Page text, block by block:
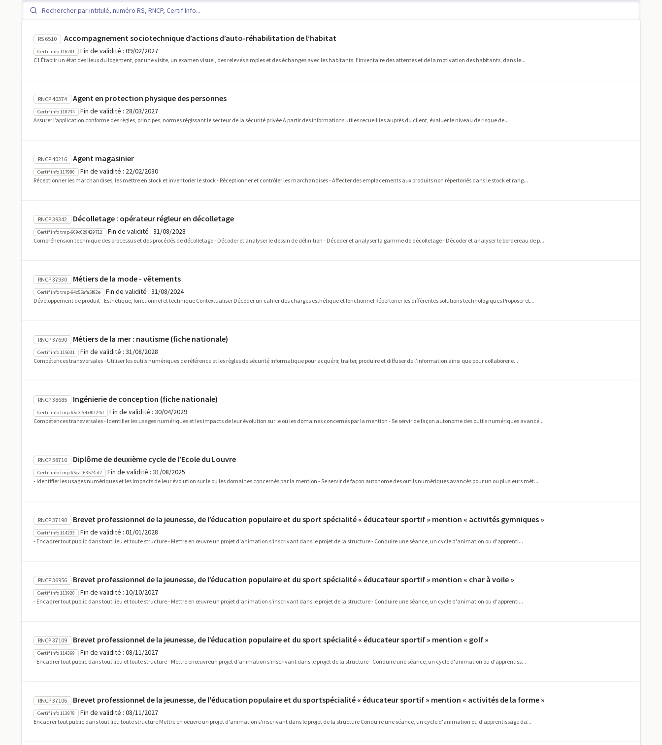
RS 6510 Accompagnement sociotechnique d’actions d’auto-réhabilitation de l’habitat
Certif info 116281 Fin de validité : 09/02/2027
C1 Établir un état des lieux du logement, par une visite, un examen visuel, des relevés simples et des échanges avec les habitants, l’inventaire des attentes et de la motivation des habitants, dans le...
RNCP 40374 Agent en protection physique des personnes
Certif info 118734 Fin de validité : 28/03/2027
Assurer l’application conforme des règles, principes, normes régissant le secteur de la sécurité privée A partir des informations utiles recueillies auprès du client, évaluer le niveau de risque de...
RNCP 40216 Agent magasinier
Certif info 117986 Fin de validité : 22/02/2030
Réceptionner les marchandises, les mettre en stock et inventorier le stock - Réceptionner et contrôler les marchandises - Affecter des emplacements aux produits non répertoriés dans le stock et rang...
RNCP 39342 Décolletage : opérateur régleur en décolletage
Certif info tmp-669c029429712 Fin de validité : 31/08/2028
Compréhension technique des processus et des procédés de décolletage - Décoder et analyser le dessin de définition - Décoder et analyser la gamme de décolletage - Décoder et analyser le bordereau de p...
RNCP 37930 Métiers de la mode - vêtements
Certif info tmp-64c55afa5f92e Fin de validité : 31/08/2024
Développement de produit - Esthétique, fonctionnel et technique Contextualiser Décoder un cahier des charges esthétique et fonctionnel Répertorier les différentes solutions technologiques Proposer et...
RNCP 37690 Métiers de la mer : nautisme (fiche nationale)
Certif info 115031 Fin de validité : 31/08/2028
Compétences transversales - Utiliser les outils numériques de référence et les règles de sécurité informatique pour acquérir, traiter, produire et diffuser de l’information ainsi que pour collaborer e...
RNCP 38685 Ingénierie de conception (fiche nationale)
Certif info tmp-65e37eb90124d Fin de validité : 30/04/2029
Compétences transversales - Identifier les usages numériques et les impacts de leur évolution sur le ou les domaines concernés par la mention - Se servir de façon autonome des outils numériques avancé...
RNCP 38716 Diplôme de deuxième cycle de l’Ecole du Louvre
Certif info tmp-65ea163574af7 Fin de validité : 31/08/2025
- Identifier les usages numériques et les impacts de leur évolution sur le ou les domaines concernés par la mention - Se servir de façon autonome des outils numériques avancés pour un ou plusieurs mét...
RNCP 37190 Brevet professionnel de la jeunesse, de l’éducation populaire et du sport spécialité « éducateur sportif » mention « activités gymniques »
Certif info 114233 Fin de validité : 01/01/2028
- Encadrer tout public dans tout lieu et toute structure - Mettre en œuvre un projet d'animation s'inscrivant dans le projet de la structure - Conduire une séance, un cycle d'animation ou d'apprenti...
RNCP 36956 Brevet professionnel de la jeunesse, de l’éducation populaire et du sport spécialité « éducateur sportif » mention « char à voile »
Certif info 113920 Fin de validité : 10/10/2027
- Encadrer tout public dans tout lieu et toute structure - Mettre en œuvre un projet d'animation s'inscrivant dans le projet de la structure - Conduire une séance, un cycle d'animation ou d'apprenti...
RNCP 37109 Brevet professionnel de la jeunesse, de l’éducation populaire et du sport spécialité « éducateur sportif » mention « golf »
Certif info 114369 Fin de validité : 08/11/2027
- Encadrer tout public dans tout lieu et toute structure - Mettre enœuvreun projet d'animation s'inscrivant dans le projet de la structure - Conduire une séance, un cycle d'animation ou d'apprentiss...
RNCP 37106 Brevet professionnel de la jeunesse, de l'éducation populaire et du sportspécialité « éducateur sportif » mention « activités de la forme »
Certif info 113878 Fin de validité : 08/11/2027
Encadrer tout public dans tout lieu toute structure Mettre en oeuvre un projet d'animation s'inscrivant dans le projet de la structure Conduire une séance, un cycle d'animation ou d'apprentissage da...